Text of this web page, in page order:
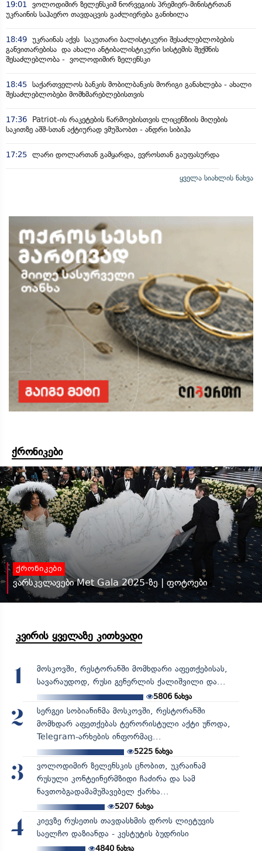
19:01
ვოლოდიმირ ზელენსკიმ ნორვეგიის პრემიერ-მინისტრთან
უკრაინის საჰაერო თავდაცვის გაძლიერება განიხილა
18:49 უკრაინას აქვს საკუთარი ბალისტიკური შესაძლებლობების
განვითარებისა და ახალი ანტიბალისტიკური სისტემის შექმნის
შესაძლებლობა - ვოლოდიმირ ზელენსკი
18:45 საქართველოს ბანკის მობილბანკის მორიგი განახლება - ახალი
შესაძლებლობები მომხმარებლებისთვის
17:36
Patriot-ის რაკეტების წარმოებისთვის ლიცენზიის მიღების
საკითზე აშშ-სთან აქტიურად ვმუშაობთ - ანდრი სიბიჰა
17:25 ლარი დოლართან გამყარდა, ევროსთან გაუფასურდა
ყველა სიახლის ნახვა
ქრონიკები
ქრონიკები
ვარსკვლავები Met Gala 2025-ზე | ფოტოები
კვირის ყველაზე კითხვადი
1
მოსკოვში, რესტორანში მომხდარი აფეთქებისას,
სავარაუდოდ, რუსი გენერლის ქალიშვილი და...
5806ნახვა
2
სერგეი სობიანინმა მოსკოვში, რესტორანში
მომხდარ აფეთქებას ტერორისტული აქტი უწოდა,
Telegram-არხების ინფორმაც...
5225ნახვა
3
ვოლოდიმირ ზელენსკის ცნობით, უკრაინამ
რუსული კონტეინერმზიდი ჩაძირა და სამ
ნავთობგადამამუშავებელ ქარხა...
5207ნახვა
4
კიევზე რუსეთის თავდასხმის დროს ლიეტუვის
საელჩო დაზიანდა - კესტუტის ბუდრისი
4840ნახვა